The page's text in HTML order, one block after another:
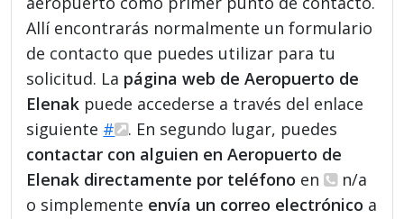
Allí encontrarás normalmente un formulario
de contacto que puedes utilizar para tu
solicitud. La página web de Aeropuerto de
Elenak puede accederse a través del enlace
siguiente #
. En segundo lugar, puedes
contactar con alguien en Aeropuerto de
Elenak directamente por teléfono en
n/a
o simplemente envía un correo electrónico a